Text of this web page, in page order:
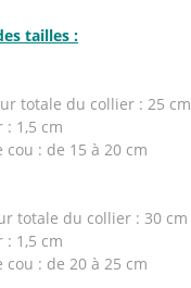
tailles :
totale du collier : 25 cm
: 1,5 cm
cou : de 15 à 20 cm
totale du collier : 30 cm
: 1,5 cm
cou : de 20 à 25 cm